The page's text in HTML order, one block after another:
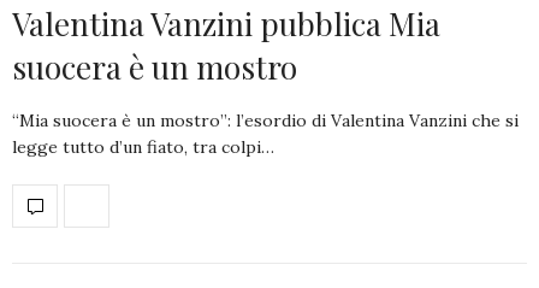
Valentina Vanzini pubblica Mia
suocera è un mostro
“Mia suocera è un mostro”: l’esordio di Valentina Vanzini che si
legge tutto d’un fiato, tra colpi…